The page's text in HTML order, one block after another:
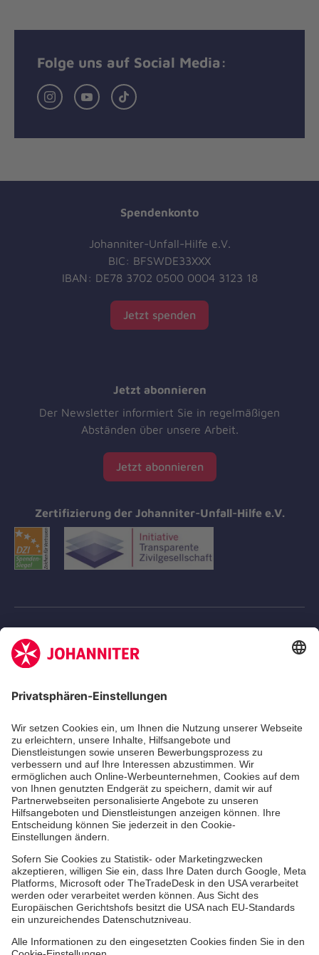
Folge uns auf Social Media:
InstagramYouTubeTikTok
Spendenkonto
Johanniter-Unfall-Hilfe e.V.
BIC: BFSWDE33XXX
IBAN: DE78 3702 0500 0004 3123 18
Jetzt spenden
Jetzt abonnieren
Der Newsletter informiert Sie in regelmäßigen
Abständen über unsere Arbeit.
Jetzt abonnieren
Zertifizierung der Johanniter-Unfall-Hilfe e.V.
Jobs
Ehrenamt
Freiwilligendienst
Johanniter-Jugend
Spendenprojekte
Kindertagesstätten
Einrichtungen
Dienstleistungen